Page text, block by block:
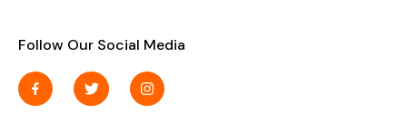
Follow Our Social Media